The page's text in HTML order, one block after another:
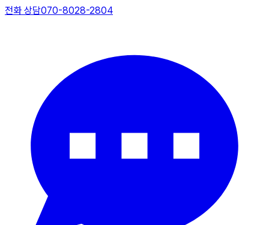
전화 상담070-8028-2804